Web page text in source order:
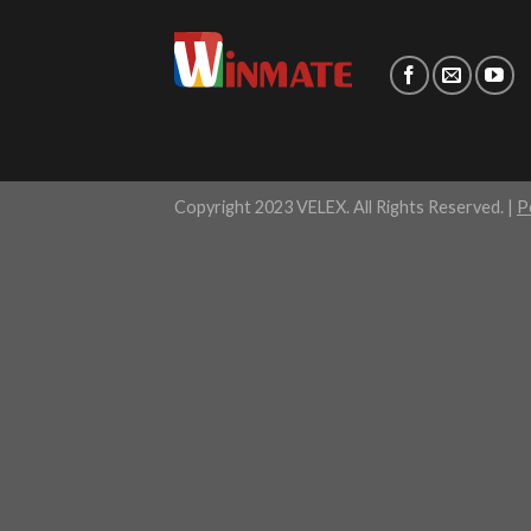
Copyright 2023 VELEX. All Rights Reserved. |